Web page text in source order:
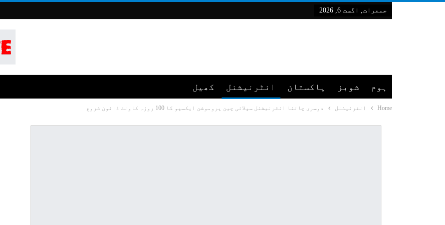
جمعرات, اگست 6, 2026
ہوم شوبز پاکستان انٹرنیشنل کھیل
Home انٹرنیشنل دوسری چائنا انٹرنیشنل سپلائی چین پروموشن ایکسپو کا 100 روزہ کاونٹ ڈائون شروع